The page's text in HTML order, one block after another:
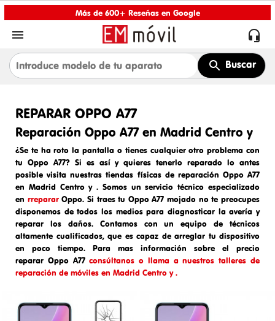
Más de 600+ Reseñas en Google
 
Buscar
REPARAR OPPO A77
Reparación Oppo A77 en Madrid Centro y
¿Se te ha roto la pantalla o tienes cualquier otro problema con
tu Oppo A77? Si es así y quieres tenerlo reparado lo antes
posible visita nuestras tiendas físicas de reparación Oppo A77
en Madrid Centro y. Somos unservicio técnico especializado
en rrepararOppo. Si traes tu Oppo A77 mojado no te preocupes
disponemos de todos los medios para diagnosticar la avería y
reparar los daños. Contamos con un equipo de técnicos
altamente cualificados, que es capaz de arreglar tu dispositivo
en poco tiempo. Para mas información sobre el precio
reparar Oppo A77 consúltanos o llama a nuestros talleres de
reparación de móviles en Madrid Centro y .